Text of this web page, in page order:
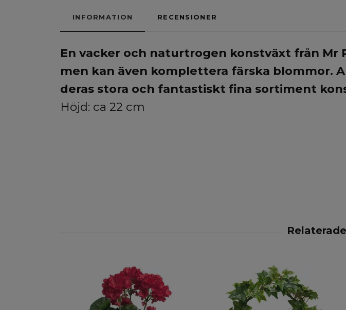
INFORMATION RECENSIONER
En vacker och naturtrogen konstväxt från Mr
men kan även komplettera färska blommor.
deras stora och fantastiskt fina sortiment
Höjd: ca 22 cm